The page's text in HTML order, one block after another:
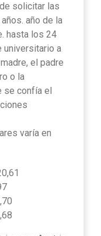
solicitar las
año de la
hasta los 24
universitario a
el padre
o la
se confía el
varía en